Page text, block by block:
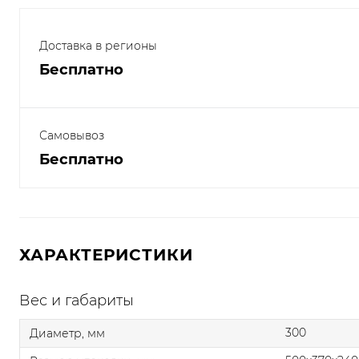
Доставка в регионы
Бесплатно
Самовывоз
Бесплатно
ХАРАКТЕРИСТИКИ
Вес и габариты
Диаметр, мм
300